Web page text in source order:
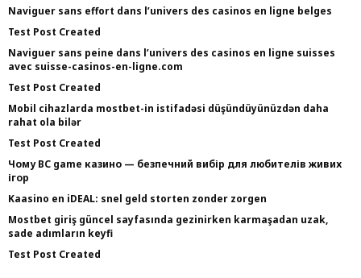
Naviguer sans effort dans l’univers des casinos en ligne belges
Test Post Created
Naviguer sans peine dans l’univers des casinos en ligne suisses
avec suisse-casinos-en-ligne.com
Test Post Created
Mobil cihazlarda mostbet-in istifadəsi düşündüyünüzdən daha
rahat ola bilər
Test Post Created
Чому BC game казино — безпечний вибір для любителів живих
ігор
Kaasino en iDEAL: snel geld storten zonder zorgen
Mostbet giriş güncel sayfasında gezinirken karmaşadan uzak,
sade adımların keyfi
Test Post Created